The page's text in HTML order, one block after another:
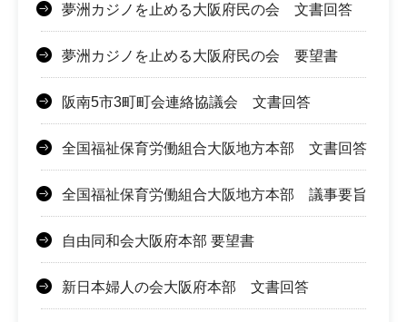
夢洲カジノを止める大阪府民の会 文書回答
夢洲カジノを止める大阪府民の会 要望書
阪南5市3町町会連絡協議会 文書回答
全国福祉保育労働組合大阪地方本部 文書回答
全国福祉保育労働組合大阪地方本部 議事要旨
自由同和会大阪府本部 要望書
新日本婦人の会大阪府本部 文書回答